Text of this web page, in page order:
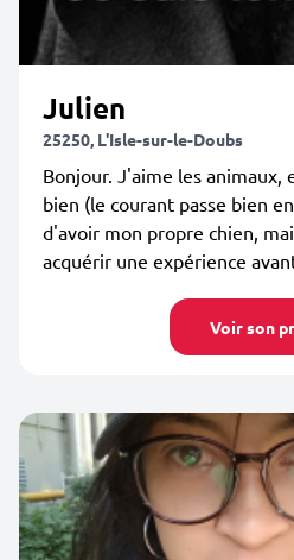
Julien
25250, L'Isle-sur-le-Doubs
Bonjour. J'aime les animaux,
bien (le courant passe bien
d'avoir mon propre chien,
acquérir une expérience
Voir son